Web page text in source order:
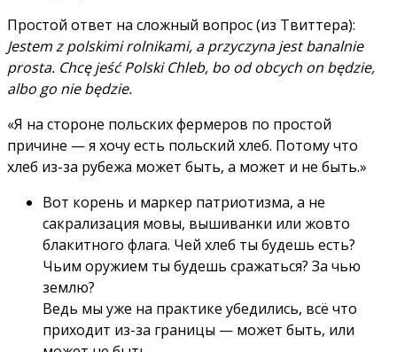
Простой ответ на сложный вопрос (из Твиттера):
Jestem z polskimi rolnikami, a przyczyna jest banalnie
prosta. Chcę jeść Polski Chleb, bo od obcych on będzie,
albo go nie będzie.
«Я на стороне польских фермеров по простой
причине — я хочу есть польский хлеб. Потому что
хлеб из-за рубежа может быть, а может и не быть.»
Вот корень и маркер патриотизма, а не
сакрализация мовы, вышиванки или жовто
блакитного флага. Чей хлеб ты будешь есть?
Чьим оружием ты будешь сражаться? За чью
землю?
Ведь мы уже на практике убедились, всё что
приходит из-за границы — может быть, или